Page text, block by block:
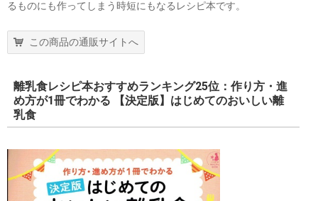
るものにも作ってしまう時短にもなるレシピ本です。
この商品の通販サイトへ
離乳食レシピ本おすすめランキング25位：作り方・進
め方が1冊でわかる 【決定版】はじめてのおいしい離
乳食